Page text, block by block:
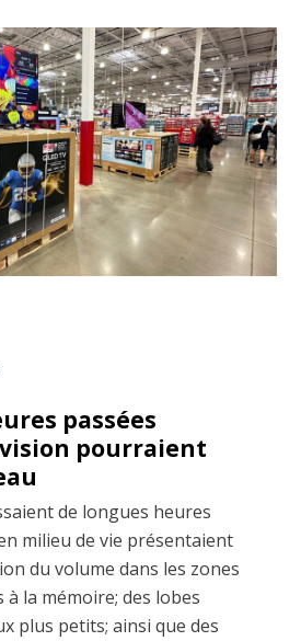
passées
pourraient
de longues heures
milieu de vie présentaient
du volume dans les zones
à la mémoire; des lobes
plus petits; ainsi que des